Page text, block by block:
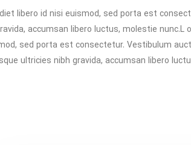
libero id nisi euismod, sed porta est
accumsan libero luctus, molestie nunc.L
sed porta est consectetur. Vestibulum
ultricies nibh gravida, accumsan libero